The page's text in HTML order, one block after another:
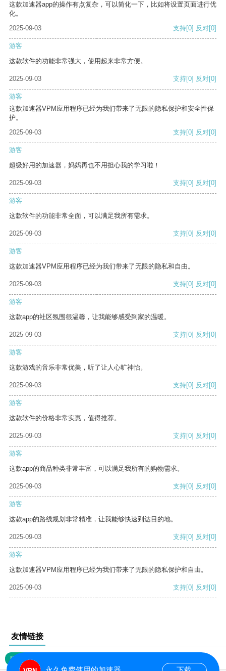
这款加速器app的操作有点复杂，可以简化一下，比如将设置页面进行优
化。
2025-09-03
支持[0] 反对[0]
游客
这款软件的功能非常强大，使用起来非常方便。
2025-09-03 支持[0] 反对[0]
游客
这款加速器VPM应用程序已经为我们带来了无限的隐私保护和安全性保
护。
2025-09-03
支持[0] 反对[0]
游客
超级好用的加速器，妈妈再也不用担心我的学习啦！
2025-09-03 支持[0] 反对[0]
游客
这款软件的功能非常全面，可以满足我所有需求。
2025-09-03 支持[0] 反对[0]
游客
这款加速器VPM应用程序已经为我们带来了无限的隐私和自由。
2025-09-03 支持[0] 反对[0]
游客
这款app的社区氛围很温馨，让我能够感受到家的温暖。
2025-09-03 支持[0] 反对[0]
游客
这款游戏的音乐非常优美，听了让人心旷神怡。
2025-09-03 支持[0] 反对[0]
游客
这款软件的价格非常实惠，值得推荐。
2025-09-03 支持[0] 反对[0]
游客
这款app的商品种类非常丰富，可以满足我所有的购物需求。
2025-09-03 支持[0] 反对[0]
游客
这款app的路线规划非常精准，让我能够快速到达目的地。
2025-09-03 支持[0] 反对[0]
游客
这款加速器VPM应用程序已经为我们带来了无限的隐私保护和自由。
2025-09-03 支持[0] 反对[0]
友情链接
网站地图